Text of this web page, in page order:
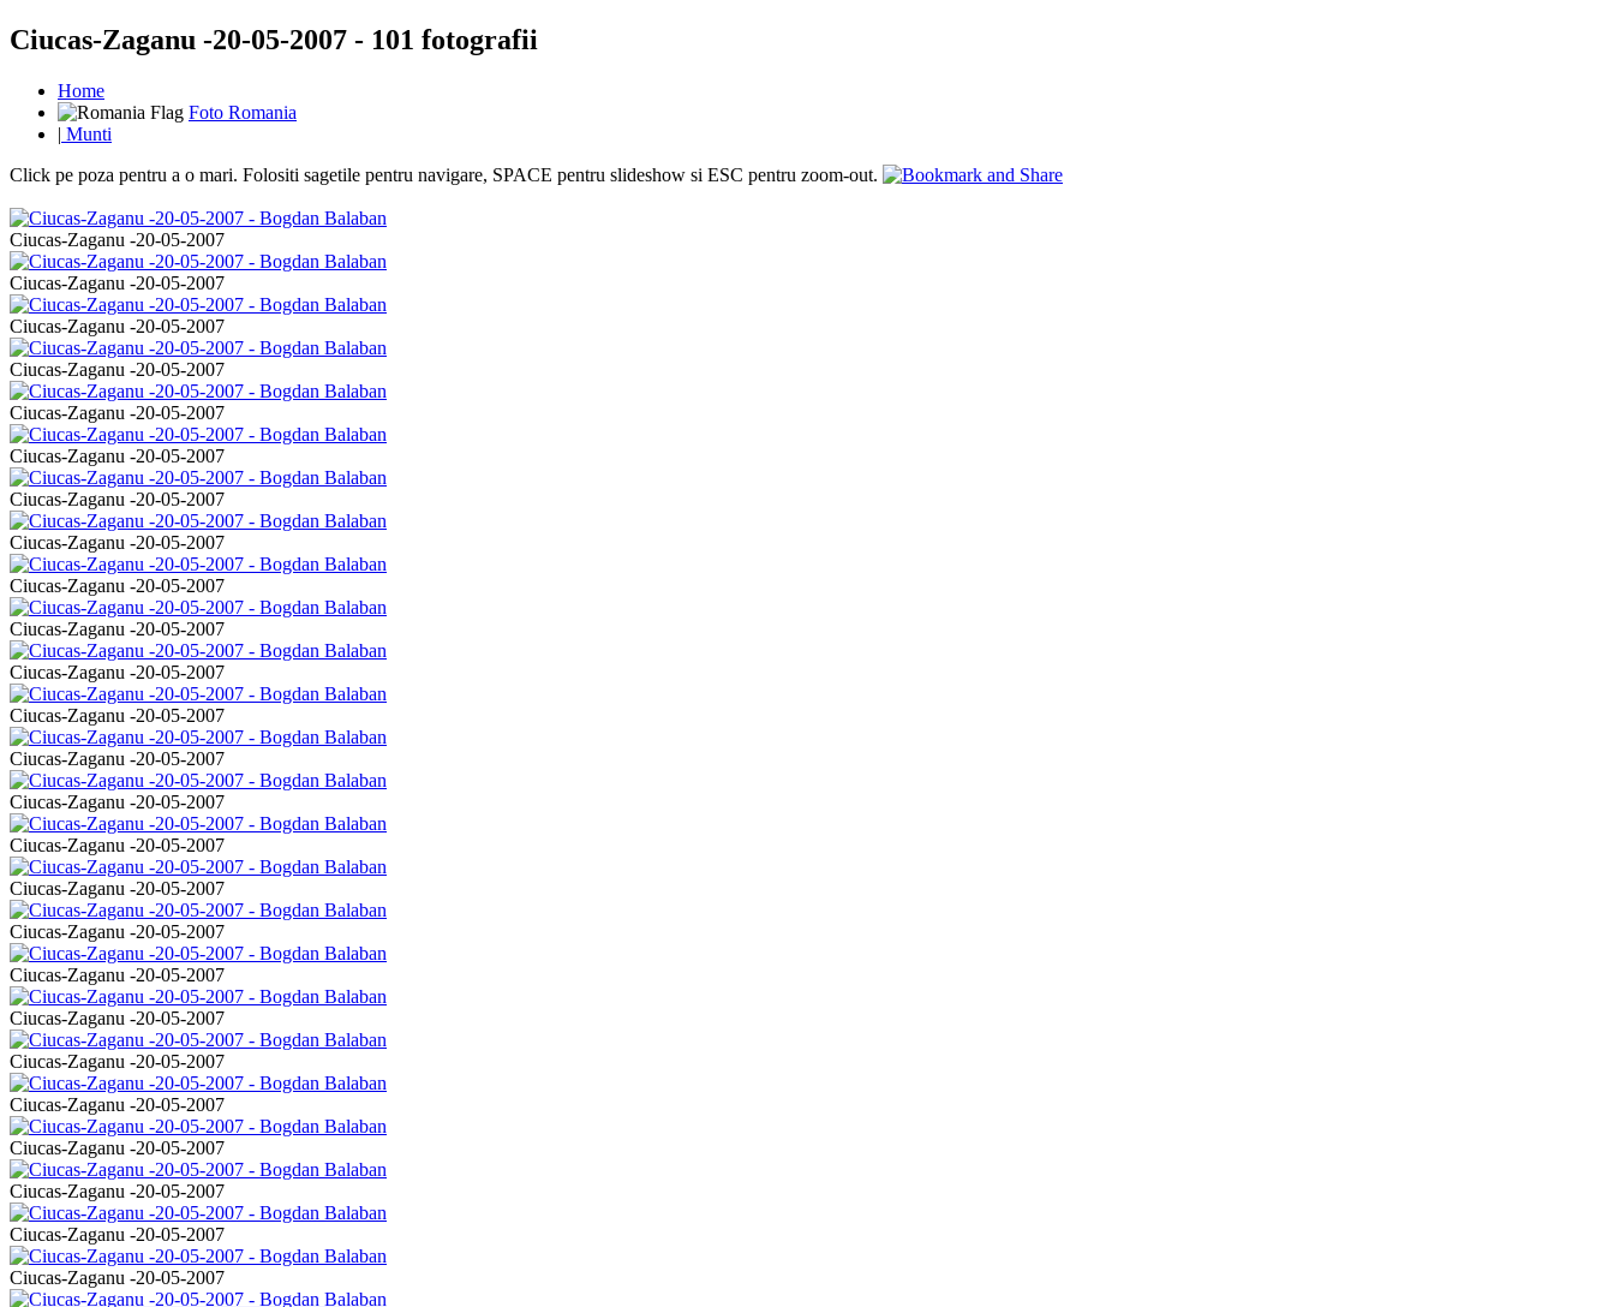
Ciucas-Zaganu -20-05-2007 - 101 fotografii
Home
Foto Romania
| Munti
Click pe poza pentru a o mari. Folositi sagetile pentru navigare, SPACE pentru slideshow si ESC pentru zoom-out.
Ciucas-Zaganu -20-05-2007
Ciucas-Zaganu -20-05-2007
Ciucas-Zaganu -20-05-2007
Ciucas-Zaganu -20-05-2007
Ciucas-Zaganu -20-05-2007
Ciucas-Zaganu -20-05-2007
Ciucas-Zaganu -20-05-2007
Ciucas-Zaganu -20-05-2007
Ciucas-Zaganu -20-05-2007
Ciucas-Zaganu -20-05-2007
Ciucas-Zaganu -20-05-2007
Ciucas-Zaganu -20-05-2007
Ciucas-Zaganu -20-05-2007
Ciucas-Zaganu -20-05-2007
Ciucas-Zaganu -20-05-2007
Ciucas-Zaganu -20-05-2007
Ciucas-Zaganu -20-05-2007
Ciucas-Zaganu -20-05-2007
Ciucas-Zaganu -20-05-2007
Ciucas-Zaganu -20-05-2007
Ciucas-Zaganu -20-05-2007
Ciucas-Zaganu -20-05-2007
Ciucas-Zaganu -20-05-2007
Ciucas-Zaganu -20-05-2007
Ciucas-Zaganu -20-05-2007